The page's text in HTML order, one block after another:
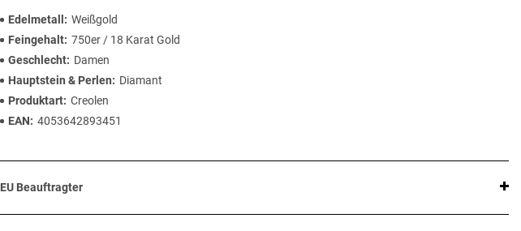
Edelmetall
Weißgold
Feingehalt 750er / 18 Karat Gold
Geschlecht
Damen
Hauptstein & Perlen
Diamant
Produktart Creolen
EAN
4053642893451
EU Beauftragter